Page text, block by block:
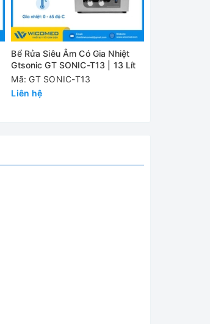
Bể Rửa Siêu Âm Có Gia Nhiệt
Gtsonic GT SONIC-T13 | 13 Lít
Mã: GT SONIC-T13
Liên hệ